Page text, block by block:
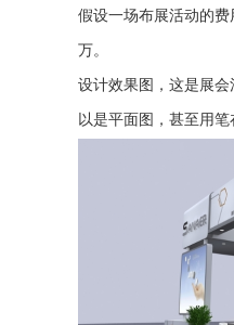
假设一场布展活动的
万。
设计效果图，这是展
以是平面图，甚至用